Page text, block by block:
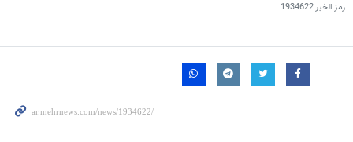
رمز الخبر1934622